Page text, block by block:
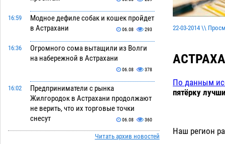
16:59
Модное дефиле собак и кошек пройдет
в Астрахани
06.08 293
16:36
Огромного сома вытащили из Волги
на набережной в Астрахани
06.08 378
16:02
Предприниматели с рынка
Жилгородок в Астрахани продолжают
не верить, что их торговые точки
снесут
06.08 360
Ящерицу из астраханской пустыни
Читать архив новостей
22-03-2014 \\
По данным
пятёрку
Наш регион